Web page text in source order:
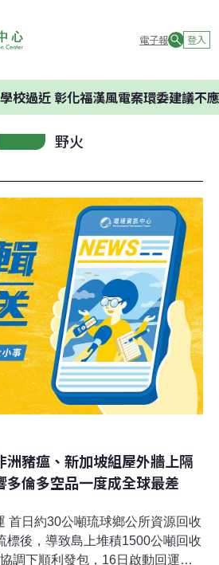
電子報 登入
化福漢風電案環委建議不應開發
野火
洲豬瘟、新加坡組屋外牆上隔
多倫多空品一度成全球最差
首日約30公噸琉球鄉公所資源回收
標後，導致島上堆積1500公噸回收
調下順利發包，16日啟動回運作